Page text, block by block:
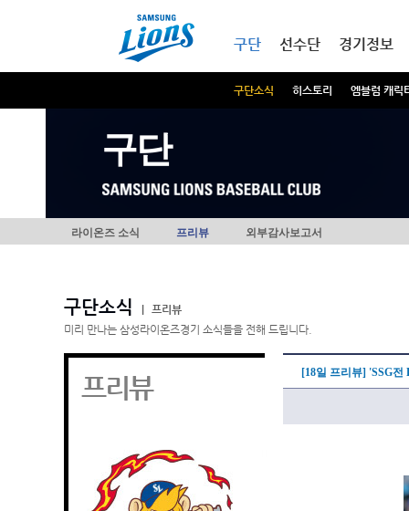
구단
구단소식 히스토리 엠블럼 캐릭
선수단 경기정보
구단
라이온즈 소식 프리뷰 외부감사보고서
구단소식
프리뷰
미리 만나는 삼성라이온즈경기 소식들을 전해 드립니다.
프리뷰 [18일 프리뷰] 'SSG전